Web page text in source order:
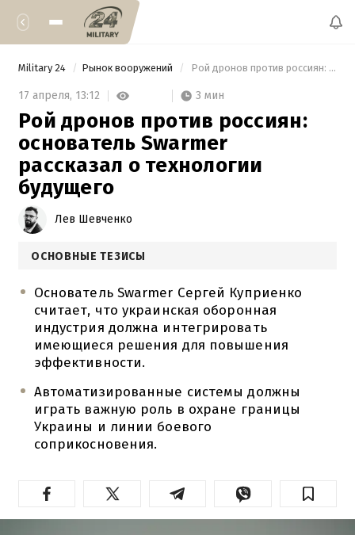
Military 24 Рынок вооружений Рой дронов против россиян: основатель Swarmer рассказал о технологии будущего
17 апреля, 13:12 3 мин
Рой дронов против россиян:
основатель Swarmer
рассказал о технологии
будущего
Лев Шевченко
ОСНОВНЫЕ ТЕЗИСЫ
Основатель Swarmer Сергей Куприенко
считает, что украинская оборонная
индустрия должна интегрировать
имеющиеся решения для повышения
эффективности.
Автоматизированные системы должны
играть важную роль в охране границы
Украины и линии боевого
соприкосновения.